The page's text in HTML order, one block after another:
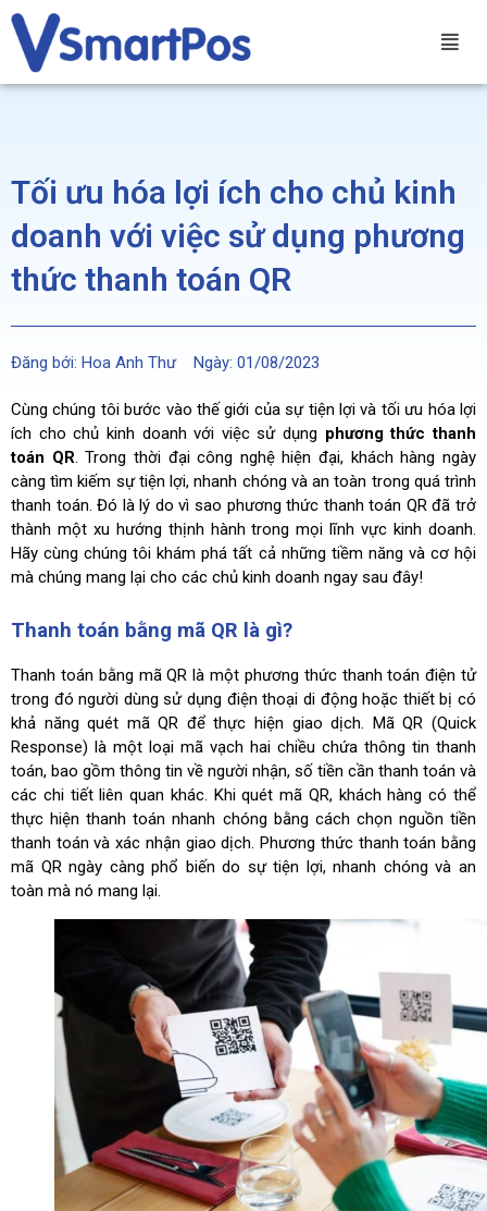
Tối ưu hóa lợi ích cho chủ kinh
doanh với việc sử dụng phương
thức thanh toán QR
Đăng bới: Hoa Anh Thư Ngày: 01/08/2023
Cùng chúng tôi bước vào thế giới của sự tiện lợi và tối ưu hóa lợi
ích cho chủ kinh doanh với việc sử dụng phương thức thanh
toán QR. Trong thời đại công nghệ hiện đại, khách hàng ngày
càng tìm kiếm sự tiện lợi, nhanh chóng và an toàn trong quá trình
thanh toán. Đó là lý do vì sao phương thức thanh toán QR đã trở
thành một xu hướng thịnh hành trong mọi lĩnh vực kinh doanh.
Hãy cùng chúng tôi khám phá tất cả những tiềm năng và cơ hội
mà chúng mang lại cho các chủ kinh doanh ngay sau đây!
Thanh toán bằng mã QR là gì?
Thanh toán bằng mã QR là một phương thức thanh toán điện tử
trong đó người dùng sử dụng điện thoại di động hoặc thiết bị có
khả năng quét mã QR để thực hiện giao dịch. Mã QR (Quick
Response) là một loại mã vạch hai chiều chứa thông tin thanh
toán, bao gồm thông tin về người nhận, số tiền cần thanh toán và
các chi tiết liên quan khác. Khi quét mã QR, khách hàng có thể
thực hiện thanh toán nhanh chóng bằng cách chọn nguồn tiền
thanh toán và xác nhận giao dịch. Phương thức thanh toán bằng
mã QR ngày càng phổ biến do sự tiện lợi, nhanh chóng và an
toàn mà nó mang lại.